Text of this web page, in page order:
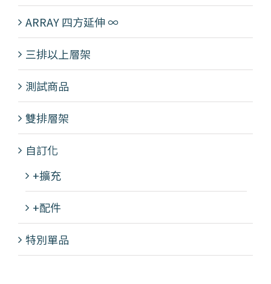
ARRAY 四方延伸 ∞
三排以上層架
測試商品
雙排層架
自訂化
+擴充
+配件
特別單品